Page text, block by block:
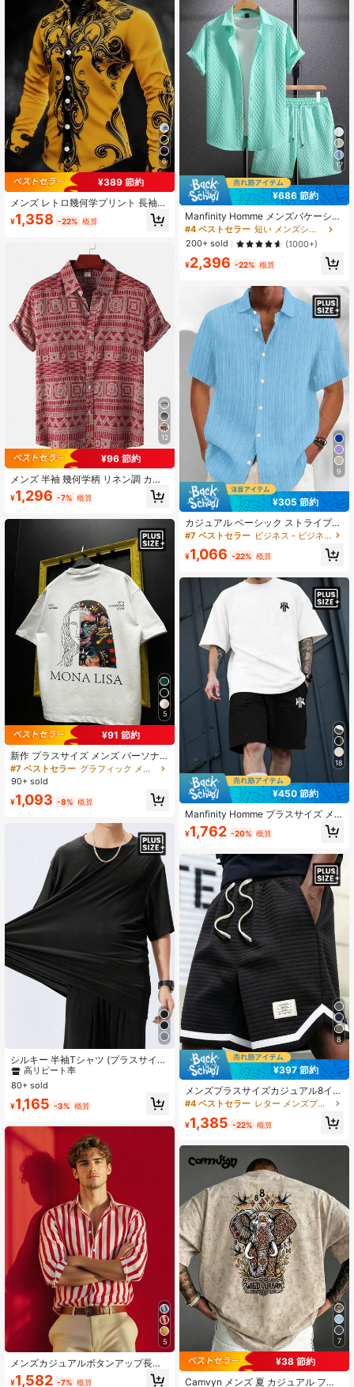
6
¥389 節約
メンズ レトロ幾何学プリント 長袖ボ
タンダウンシャツ、スリムフィット
ゴシックスタイル カジュアルドレス
ー着用、春秋シーズンに適していま
¥1,358 -22% 概算
12
¥96 節約
メンズ 半袖 幾何学柄 リネン調 カジ
ュアル ビーチ バケーションシャツ
(アシンメトリーカット)
¥1,296 -7% 概算
5
¥91 節約
新作 プラスサイズ メンズ パーソナ
ライズ アーティスティックプリント
半袖Tシャツ、快適で通気性があり、
#7 ベストセラー
グラフィック メンズプラスサイズTシャツ
90+ sold
¥1,093 -8% 概算
シルキー 半袖Tシャツ (プラスサイ
ズ)、ファッショナブルなカジュアル
通気性抜群、春夏シーズンに最適
#4 ベストセラー
高リピート率
#4 ベストセラー
高リピート率
#4 ベストセラー
高リピート率
#4 ベストセラー
カジュアル - ベーシック メンズプラスサイズTシャツ
高リピート率
80+ sold
¥1,165 -3% 概算
5
メンズカジュアルボタンアップ長袖
ストライプシャツ、軽量で通気性が
¥1,582 -7% 概算
17
¥686 節約
Manfinity Homme メンズバケーショ
ンカジュアルスタイル ジャカード ニ
ット 半袖シャツ ショーツセット、ハ
ワイアンビーチバケーション、音楽
フェスティバル、日常着に最適。彼
氏や夫への素敵なギフト、快適なア
#4 ベストセラー
短い メンズシャツコーデ
200+ sold
(1000+)
¥2,396 -22% 概算
9
¥305 節約
カジュアル ベーシック ストライプ
軽量 プラスサイズ ルーズフィット
#7 ベストセラー ビジネス - ビジネス通勤 メンズプラスサイズシャツ
¥1,066 -22% 概算
18
¥450 節約
Manfinity Homme プラスサイズ メ
ンズ ラウンドネック 半袖Tシャツ と
カジュアル ドローストリング ウエス
¥1,762 -20% 概算
8
¥397 節約
メンズプラスサイズカジュアル8イン
チショーツ、ドローストリングウエ
ルパッチとストライプヘム、ルーズ
トボールショーツ
#4 ベストセラー レター メンズプラスサイズショーツ
¥1,385 -22% 概算
7
¥38 節約
Camvyn メンズ 夏 カジュアル ファ